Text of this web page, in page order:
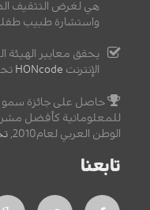
هي لغرض التثقيف
واستشارة طبيب
يحقق معايير الهيئة
الإنترنت HONcode
حاصل على جائزة سمو
للمعلوماتية كأفضل
الوطن العربي لعام2010,
تابعنا